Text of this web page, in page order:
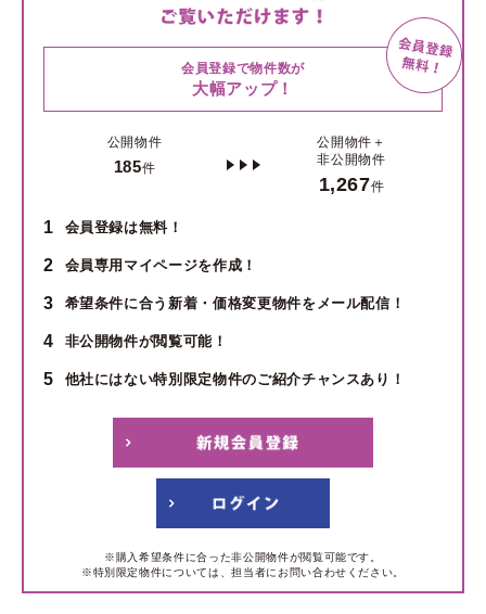
会員登録で物件数が
大幅アップ！
公開物件
185件
公開物件＋
非公開物件
1,267件
1 会員登録は無料！
2 会員専用マイページを作成！
3 希望条件に合う新着・価格変更物件をメール配信！
4 非公開物件が閲覧可能！
5 他社にはない特別限定物件のご紹介チャンスあり！
※購入希望条件に合った非公開物件が閲覧可能です。
※特別限定物件については、担当者にお問い合わせください。